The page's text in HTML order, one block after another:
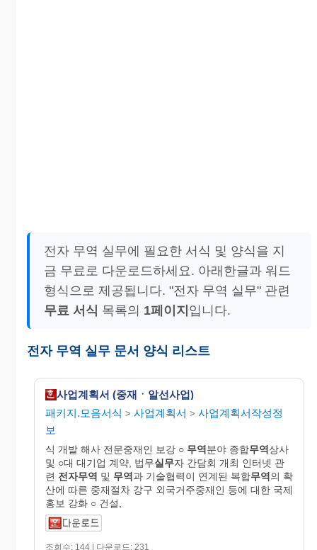
전자 무역 실무에 필요한 서식 및 양식을 지
금 무료로 다운로드하세요. 아래한글과 워드
형식으로 제공됩니다. "전자 무역 실무" 관련
무료 서식 목록의 1페이지 입니다.
전자 무역 실무 문서 양식 리스트
사업계획서 (중재ㆍ알선사업)
패키지.모음서식 > 사업계획서 > 사업계획서작성정
보
식 개발 해사 전문중재인 보강 ○ 무역분야 종합무역상사
및 ○대 대기업 계약, 법무실무자 간담회 개최 인터넷 관
련 전자무역 및 무역과 기술협력이 연계된 복합무역의 확
산에 따른 중재절차 강구 외국거주중재인 등에 대한 국제
홍보 강화 ○ 건설,
조회수: 144 | 다운로드: 231